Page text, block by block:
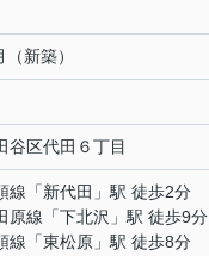
新築）
谷区代田 ６丁目
線 「新代田 」駅 徒歩2分
原線 「下北沢 」駅 徒歩9分
線 「東松原 」駅 徒歩8分